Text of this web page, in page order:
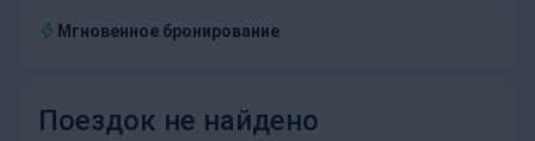
Мгновенное бронирование
Поездок не найдено